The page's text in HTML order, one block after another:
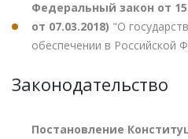
Федеральный закон от
от 07.03.2018) "О
обеспечении в Российской
Законодательство
Постановление